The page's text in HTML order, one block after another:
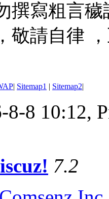
撰寫粗言
敬請自律
| Sitemap1 | Sitemap2|
8-8 10:12,
7.2